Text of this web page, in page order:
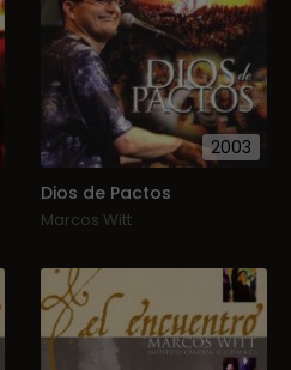
2003
Dios de Pactos
Marcos Witt